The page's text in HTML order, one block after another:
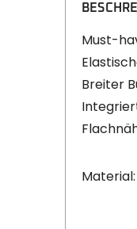
Must-
Breiter
Material: